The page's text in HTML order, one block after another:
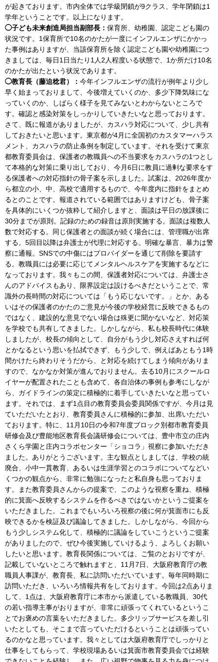
が起きております。市内全体では学級閉鎖が9クラス、学年閉鎖は1
学年ということです。以上になります。
◯子ども未来創造局担当副部長： 保育所、幼稚園、認定こども園の
状況です。1保育所で10名のかたが一度にインフルエンザにかかっ
た事例はありますが、当該保育所を除く認定こども園や幼稚園につ
きましては、毎日1日当たり1人2人程度いる状態で、1か所だけ10名
のかたが出たという状況であります。
◯教育長（藤迫稔君）： 今年インフルエンザの流行が例年より少し
早く始まっておりまして、今後増えていくのか、多少下降気味にな
っていくのか、しばらく様子を見てみないとわからないところで
す。確認と感染対策をしっかりしていきたいなと思っております。
さて、既に報道がありましたが、カスハラ対応について、少し共有
しておきたいと思います。東京都が4月に全国初のカスタマーハラス
メント、カスハラの防止条例を制定しています。それを受けて東京
都教育委員会は、保護者の教職員への不当要求をカスハラの1つとし
て本格的な対策に乗り出しており、今月6日に教員に過剰な要求をす
る保護者への対応指針の骨子案を示しました。試案は、2026年度か
ら都立の小、中、高校で適用するもので、今年度内に指針をまとめ
るとのことです。報道されている範囲ではありますけども、骨子案
を具体的にいくつか抜粋して紹介しますと、面談は平日の放課後に
30分までが原則。記録のための録音は原則実施する。面談は複数人
数で対応する。同じ保護者との面談が続く場合には、管理職が出席
する。5回目以降は弁護士が代理に対応する。明確な暴言、暴力は警
察に通報。SNSでの中傷にはプロバイダーを通じて削除を要請す
る。教職員には必要に応じてメンタルヘルスケアを実施するなどに
なっております。我々もこの間、保護者対応については、弁護士さ
んのアドバイスもあり、限界設定は設けるべきだということで、常
識外の長時間の対応については「もう応じないです。」とか、ある
いはその保護者のかたのご意見が今後の学校経営に反映できるもの
ではなく、建設的な意見でない場合は殊更に聞かないなど、対応策
を学校でも共有してきました。しかしながら、私も校長時代に体験
しましたが、校長の傾向として、自分がもう少し対応さえすれば何
とかなるという思いを払拭できず、もう少しで、例えばあともう1時
間かけたら終わりそうだから、と対応を続けてしまう傾向がありま
すので、なかなか対策が進んでおりません。去る10月にスクールロ
イヤーが配置されたことも含めて、各自治体の事例も参考にしなが
ら、ガイドラインの策定に積極的に着手していきたいなと思ってい
ます。それでは、まず1点目の教育委員会委員関係ですが、今月は見
ていただいたとおり、教育委員さんに積極的に参加、出席いただい
ております。特に、11月10日の令和7年度ブロック別都市教育委員
研修会及び豊能地区教育長会議研修会については、豊中市立の庄内
さくら学園と庄内コラボセンター「ショコラ」視察に参加いただき
ました。ありがとうございます。主な観点としましては、学校の統
廃合、小中一貫教育、あるいは生涯学習とのコラボについてなどい
くつかの観点から、非常に勉強になったと私自身も思っておりま
す。また教育委員さんからの提案で、このような視察を重ね、積極
的に箕面へ反映するシステムを作るべきではないかというご提案を
いただきました。これまでもいろいろ視察の後に何が箕面市にも反
映できるかを検証及び議論してきました。しかしながら、今回から
もう少しシステム化して、積極的に議論をしていこうというご提案
がありましたので、ぜひ今後実施していけるよう、よろしくお願い
したいと思います。教育長関係については、ご覧のとおりですが、
記載していないところで触れますと、11月7日、大阪府教育庁の教
職員人事課が、教育長、私に訪問いただいています。毎年同時期に
訪問いただき、いろいろ情報共有をしております。今回は2点ありま
して、1点は、大阪府教育庁に本市から派遣している教職員、30代
の若い指導主事がおりますが、非常に頑張ってくれているというこ
とでお褒めの言葉をいただきました。多少リップサービスを差し引
いたとしても、そこまで言っていただけるということは頑張ってい
るのかなと思っています。我々としては大阪府教育庁でしっかりと
仕事をしてもらって、学校現場あるいは箕面市教育委員会では経験